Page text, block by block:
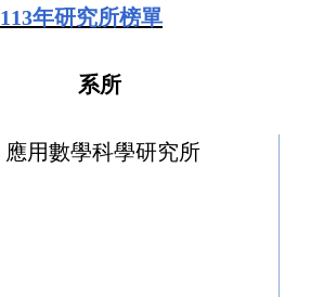
113年研究所榜單
系所
應用數學科學研究所